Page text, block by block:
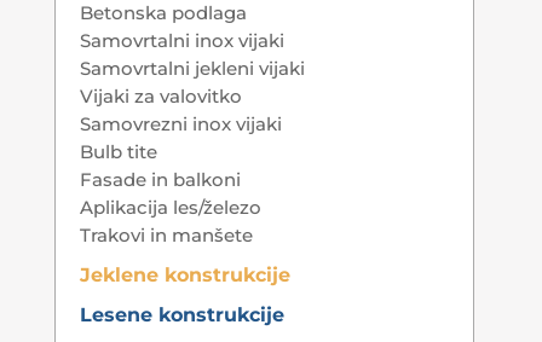
Betonska podlaga
Samovrtalni inox vijaki
Samovrtalni jekleni vijaki
Vijaki za valovitko
Samovrezni inox vijaki
Bulb tite
Fasade in balkoni
Aplikacija les/železo
Trakovi in manšete
Jeklene konstrukcije
Lesene konstrukcije